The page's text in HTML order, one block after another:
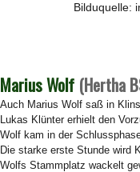
Bilduquelle:
Marius Wolf (Hertha
Auch Marius Wolf saß in
Lukas Klünter erhielt den
Wolf kam in der
Die starke erste Stunde wird
Wolfs Stammplatz wackelt